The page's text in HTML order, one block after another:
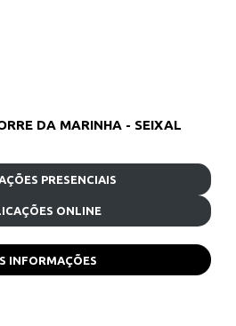
DA MARINHA - SEIXAL
PRESENCIAIS
ONLINE
INFORMAÇÕES